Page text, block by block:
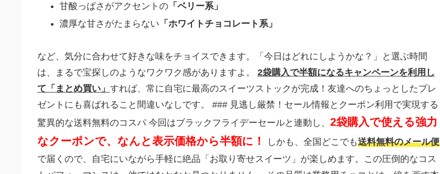
甘酸っぱさがアクセントの「ベリー系」
濃厚な甘さがたまらない 「ホワイトチョコレート系」
など、気分に合わせて好きな味をチョイスできます。「今日はどれにしようかな？」と選ぶ時間
は、まるで宝探しのようなワクワク感がありますよ。 2袋購入で半額になるキャンペーンを利用し
て「まとめ買い」 すれば、常に自宅に最高のスイーツストックが完成！友達へのちょっとしたプレ
ゼントにも喜ばれること間違いなしです。 ### 見逃し厳禁！セール情報とクーポン利用で実現する
驚異的な送料無料のコスパ 今回はブラックフライデーセールと連動し、 2袋購入で使える強力
なクーポンで、なんと表示価格から半額に！
しかも、全国どこでも送料無料のメール便
で届くので、自宅にいながら手軽に絶品「お取り寄せスイーツ」が楽しめます。この圧倒的なコス